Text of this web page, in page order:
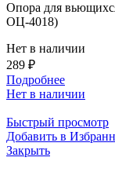
Опора для
ОЦ-4018)
Нет в наличии
289 ₽
Подробнее
Нет в наличии
Быстрый просмотр
Добавить в
Закрыть